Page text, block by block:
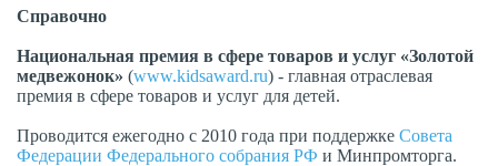
Справочно
Национальная премия в сфере товаров и услуг «Золотой
медвежонок» (www.kidsaward.ru) - главная отраслевая
премия в сфере товаров и услуг для детей.
Проводится ежегодно с 2010 года при поддержке Совета
Федерации Федерального собрания РФ и Минпромторга.